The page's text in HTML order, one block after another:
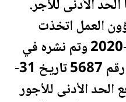
الأدنى للأجر.
العمل اتخذت
قراراً مُلزِماً بتاريخ 24-2-2020 وتم نشره في
الجريدة الرسمية ( العدد رقم 5687 تاريخ 31-
الحد الأدنى للأجور